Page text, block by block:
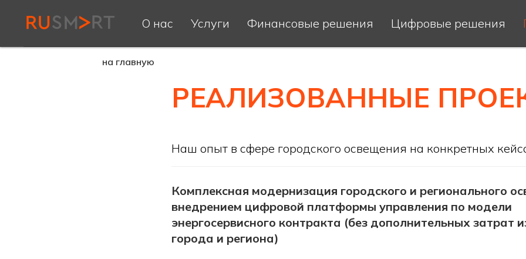
О нас Услуги Финансовые решения Цифровые решения
на главную
РЕАЛИЗОВАННЫЕ
Наш опыт в сфере городского освещения на конкретных
Комплексная модернизация городского и регионального
внедрением цифровой платформы управления по модели
энергосервисного контракта (без дополнительных затрат
города и региона)